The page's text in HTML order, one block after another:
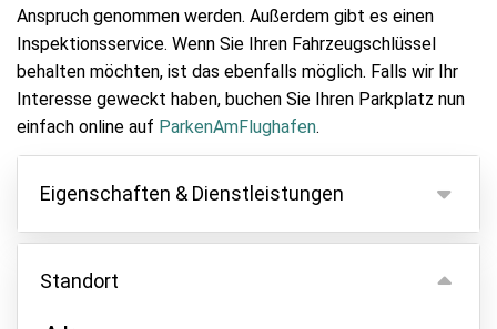
Anspruch genommen werden. Außerdem gibt es einen
Inspektionsservice. Wenn Sie Ihren Fahrzeugschlüssel
behalten möchten, ist das ebenfalls möglich. Falls wir Ihr
Interesse geweckt haben, buchen Sie Ihren Parkplatz nun
einfach online auf ParkenAmFlughafen.
Eigenschaften & Dienstleistungen
Eigenschaften
Parken innen
Standort